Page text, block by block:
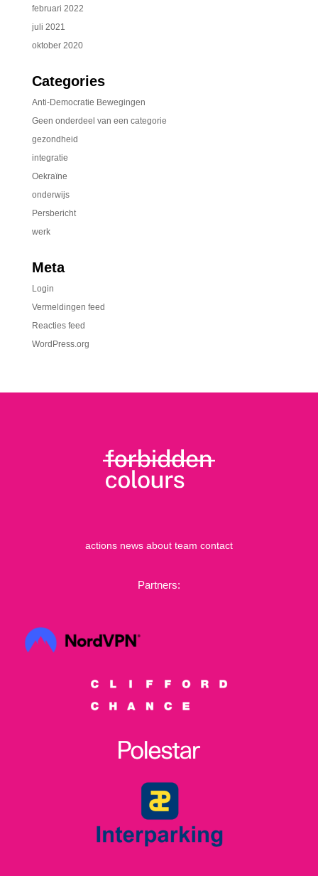
februari 2022
juli 2021
oktober 2020
Categories
Anti-Democratie Bewegingen
Geen onderdeel van een categorie
gezondheid
integratie
Oekraïne
onderwijs
Persbericht
werk
Meta
Login
Vermeldingen feed
Reacties feed
WordPress.org
actions news about team contact
Partners: